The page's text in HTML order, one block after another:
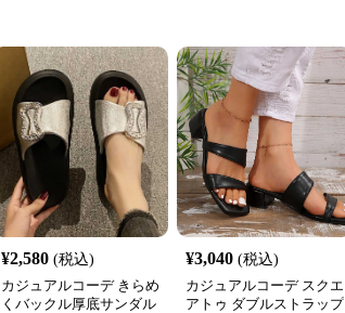
¥2,580 (税込)
カジュアルコーデ きらめ
くバックル厚底サンダル
¥3,040 (税込)
カジュアルコーデ スクエ
アトゥ ダブルストラップ